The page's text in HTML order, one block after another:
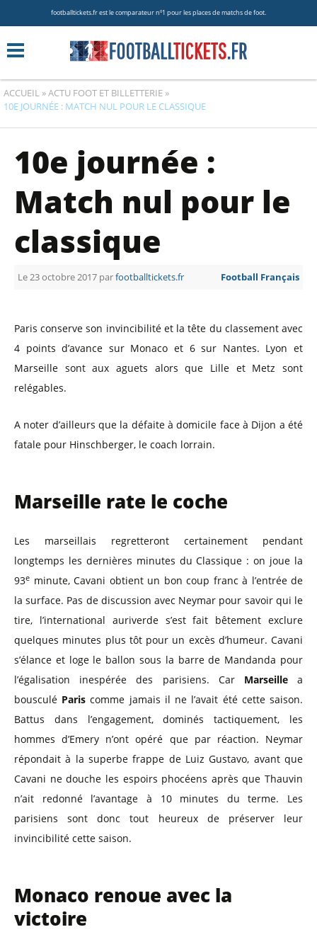
footballtickets.fr est le comparateur nº1 pour les places de matchs de foot.
ACCUEIL »ACTU FOOT ET BILLETTERIE »
10E JOURNÉE : MATCH NUL POUR LE CLASSIQUE
10e journée :
Match nul pour le
classique
Le 23 octobre 2017 parfootballtickets.fr Football Français
Paris conserve son invincibilité et la tête du classement avec
4 points d’avance sur Monaco et 6 sur Nantes. Lyon et
Marseille sont aux aguets alors que Lille et Metz sont
relégables.
A noter d’ailleurs que la défaite à domicile face à Dijon a été
fatale pour Hinschberger, le coach lorrain.
Marseille rate le coche
Les marseillais regretteront certainement pendant
longtemps les dernières minutes du Classique : on joue la
93e minute, Cavani obtient un bon coup franc à l’entrée de
la surface. Pas de discussion avec Neymar pour savoir qui le
tire, l’international auriverde s’est fait bêtement exclure
quelques minutes plus tôt pour un excès d’humeur. Cavani
s’élance et loge le ballon sous la barre de Mandanda pour
l’égalisation inespérée des parisiens. Car Marseillea
bousculé Paris comme jamais il ne l’avait été cette saison.
Battus dans l’engagement, dominés tactiquement, les
hommes d’Emery n’ont opéré que par réaction. Neymar
répondait à la superbe frappe de Luiz Gustavo, avant que
Cavani ne douche les espoirs phocéens après que Thauvin
n’ait redonné l’avantage à 10 minutes du terme. Les
parisiens sont donc tout heureux de préserver leur
invincibilité cette saison.
Monaco renoue avec la
victoire